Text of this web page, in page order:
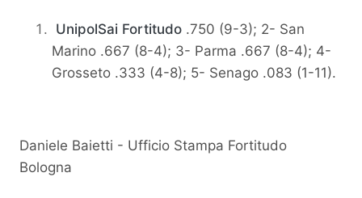
UnipolSai Fortitudo .750 (9-3); 2- San
Marino .667 (8-4); 3- Parma .667 (8-4); 4-
Grosseto .333 (4-8); 5- Senago .083 (1-11).
Daniele Baietti - Ufficio Stampa Fortitudo
Bologna